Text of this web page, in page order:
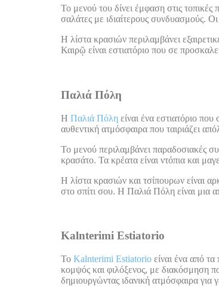
Το μενού του δίνει έμφαση στις
σαλάτες με ιδιαίτερους συνδυασμούς.
Η λίστα κρασιών περιλαμβάνει
Καιρῷ είναι εστιατόριο που σε
Παλιά Πόλη
Η Παλιά Πόλη είναι ένα εστιατόριο
αυθεντική ατμόσφαιρα που ταιριάζει
Το μενού περιλαμβάνει παραδοσιακές
κρασάτο. Τα κρέατα είναι ντόπια και
Η λίστα κρασιών και τσίπουρων είναι
στο σπίτι σου. Η Παλιά Πόλη είναι μια
Kalnterimi Estiatorio
Το Kalnterimi Estiatorio είναι ένα από
κομψός και φιλόξενος, με διακόσμηση
δημιουργώντας ιδανική ατμόσφαιρα για